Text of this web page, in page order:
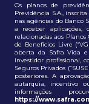
Os planos de
Previdência S.A.,
nas agências do Banco
a receber aplicações,
relacionadas aos Planos
de Benefícios Livre
aberta da Safra Vida e
investidor profissional,
Seguros Privados
posteriores. A
autarquia, incentivo
informações
https://